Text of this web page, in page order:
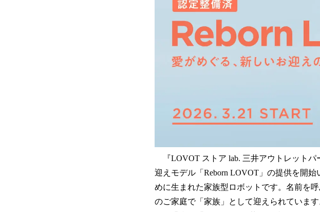
『LOVOT ストア lab. 三井アウトレットパ
迎えモデル「Reborn LOVOT」の提供を開
めに生まれた家族型ロボットです。名前を
のご家庭で「家族」として迎えられていま